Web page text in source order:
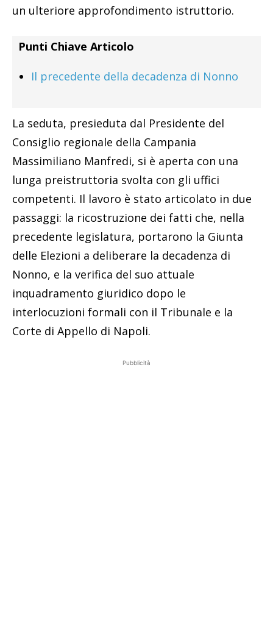
un ulteriore approfondimento istruttorio.
Punti Chiave Articolo
Il precedente della decadenza di Nonno
La seduta, presieduta dal Presidente del
Consiglio regionale della Campania
Massimiliano Manfredi, si è aperta con una
lunga preistruttoria svolta con gli uffici
competenti. Il lavoro è stato articolato in due
passaggi: la ricostruzione dei fatti che, nella
precedente legislatura, portarono la Giunta
delle Elezioni a deliberare la decadenza di
Nonno, e la verifica del suo attuale
inquadramento giuridico dopo le
interlocuzioni formali con il Tribunale e la
Corte di Appello di Napoli.
Pubblicità